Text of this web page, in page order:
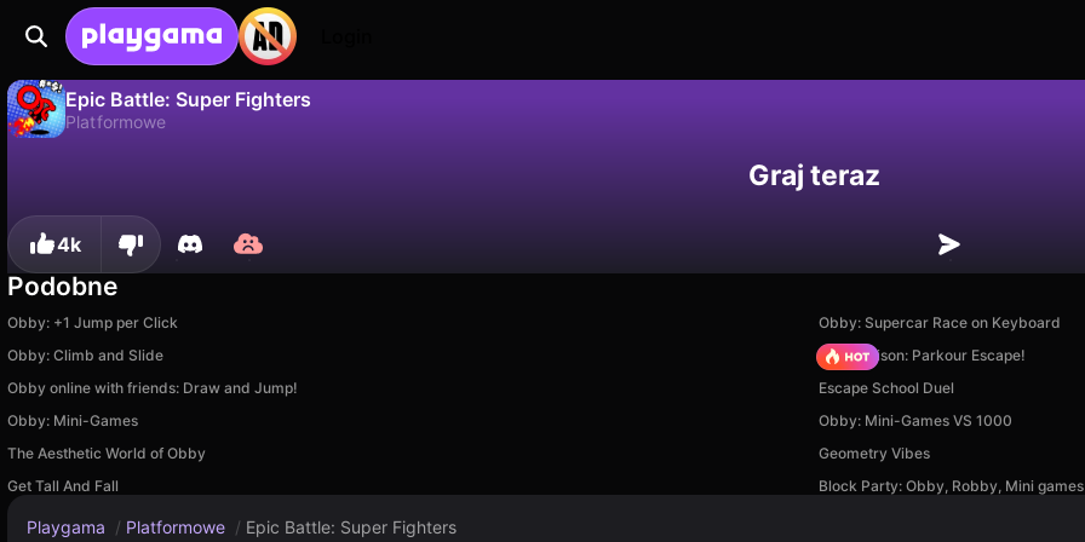
Epic Battle: Super Fighters
Platformowe
Graj teraz
4k
Podobne
Obby: +1 Jump per Click
Obby: Supercar Race on Keyboard
Obby: Climb and Slide
Barry Prison: Parkour Escape!
Obby online with friends: Draw and Jump!
Escape School Duel
Obby: Mini-Games
Obby: Mini-Games VS 1000
The Aesthetic World of Obby
Geometry Vibes
Get Tall And Fall
Block Party: Obby, Robby, Mini
Playgama / Platformowe / Epic Battle: Super Fighters